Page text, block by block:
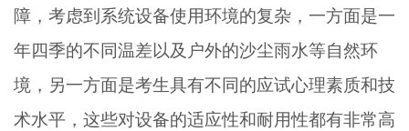
障，考虑到系统设备使用环境的复杂，一方面是一
年四季的不同温差以及户外的沙尘雨水等自然环
境，另一方面是考生具有不同的应试心理素质和技
术水平，这些对设备的适应性和耐用性都有非常高